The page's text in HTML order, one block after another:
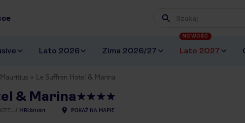
Wpisz frazę, której
Lato 2026 Zima 2026/27 Lato 2027
NOWOŚĆ
Mauritius Le Suffren Hotel & Marina
& Marina
MRU81001 POKAŻ NA MAPIE